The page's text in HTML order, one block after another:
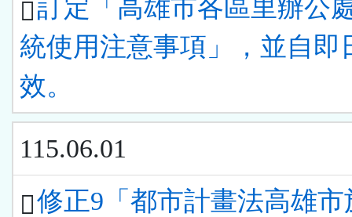
訂定「高雄市各區里辦公
統使用注意事項」，並自即
效。
115.06.01
修正9「都市計畫法高雄市